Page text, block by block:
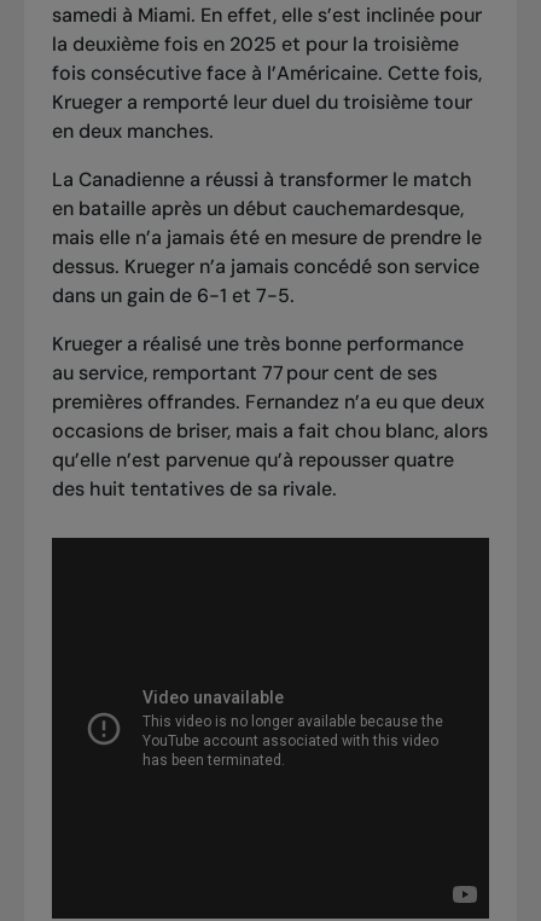
samedi à Miami. En effet, elle s’est inclinée pour
la deuxième fois en 2025 et pour la troisième
fois consécutive face à l’Américaine. Cette fois,
Krueger a remporté leur duel du troisième tour
en deux manches.
La Canadienne a réussi à transformer le match
en bataille après un début cauchemardesque,
mais elle n’a jamais été en mesure de prendre le
dessus. Krueger n’a jamais concédé son service
dans un gain de 6-1 et 7-5.
Krueger a réalisé une très bonne performance
au service, remportant 77 pour cent de ses
premières offrandes. Fernandez n’a eu que deux
occasions de briser, mais a fait chou blanc, alors
qu’elle n’est parvenue qu’à repousser quatre
des huit tentatives de sa rivale.